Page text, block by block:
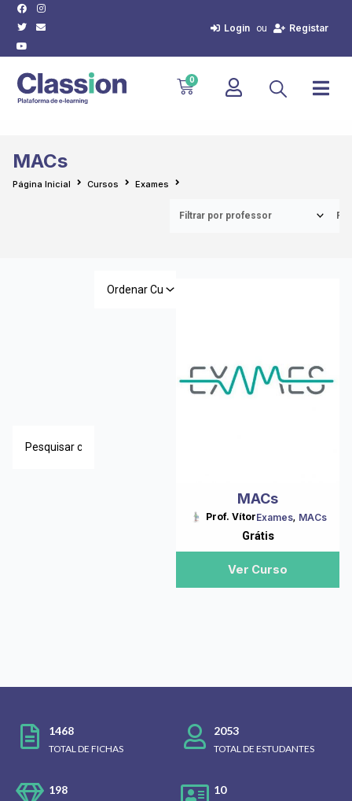
Skip
content
Facebook
Instagram
TwitterEnvelope
Youtube
Login ou Registar
0Cart
MACs
Página Inicial Cursos Exames
MACs
Prof. VítorExames, MACs
Grátis
Ver Curso
1468
TOTAL DE FICHAS
2053
TOTAL DE ESTUDANTES
198 10